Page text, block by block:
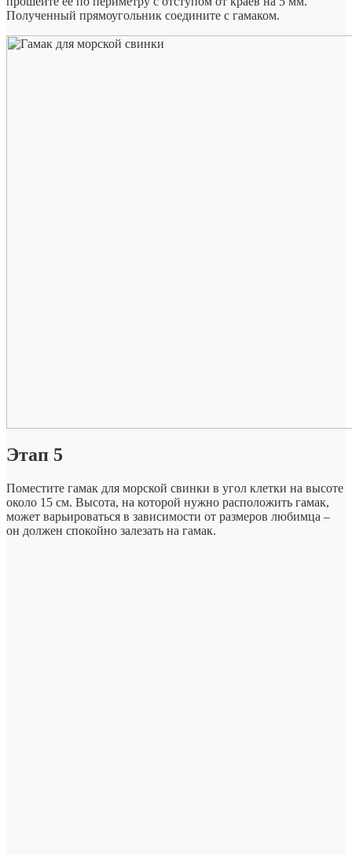
Полученный прямоугольник соедините с гамаком.
Этап 5
Поместите гамак для морской свинки в угол клетки на высоте
около 15 см. Высота, на которой нужно расположить гамак,
может варьироваться в зависимости от размеров любимца –
он должен спокойно залезать на гамак.